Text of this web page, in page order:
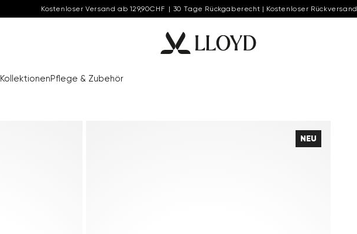
Kostenloser Versand ab 129,90CHF | 30 Tage Rückgaberecht | Kostenloser Rückversand
KollektionenPflege & Zubehör
NEU